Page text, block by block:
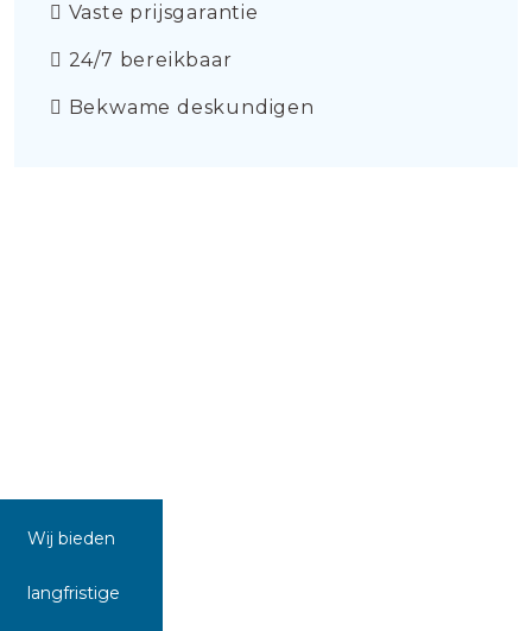
Vaste prijsgarantie
24/7 bereikbaar
Bekwame deskundigen
Wij bieden
langfristige